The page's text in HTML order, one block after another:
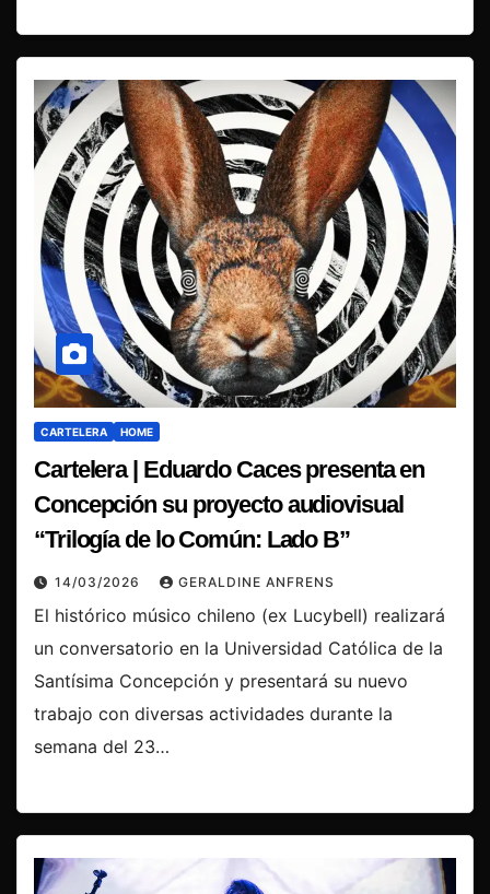
CARTELERA HOME
Cartelera | Eduardo Caces presenta en
Concepción su proyecto audiovisual
“Trilogía de lo Común: Lado B”
14/03/2026 GERALDINE ANFRENS
El histórico músico chileno (ex Lucybell) realizará
un conversatorio en la Universidad Católica de la
Santísima Concepción y presentará su nuevo
trabajo con diversas actividades durante la
semana del 23…